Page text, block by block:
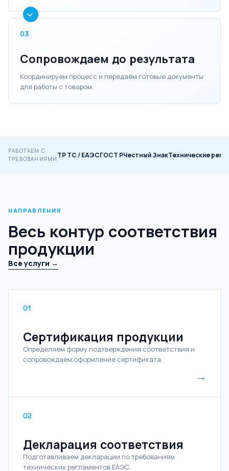
03
Сопровождаем до результата
Координируем процесс и передаём готовые документы
для работы с товаром.
РАБОТАЕМ С
ТРЕБОВАНИЯМИ ТР ТС / ЕАЭСГОСТ РЧестный ЗнакТехнические
НАПРАВЛЕНИЯ
Весь контур соответствия
продукции
Все услуги →
01
Сертификация продукции
Определяем форму подтверждения соответствия и
сопровождаем оформление сертификата.
→
02
Декларация соответствия
Подготавливаем декларации по требованиям
технических регламентов ЕАЭС.